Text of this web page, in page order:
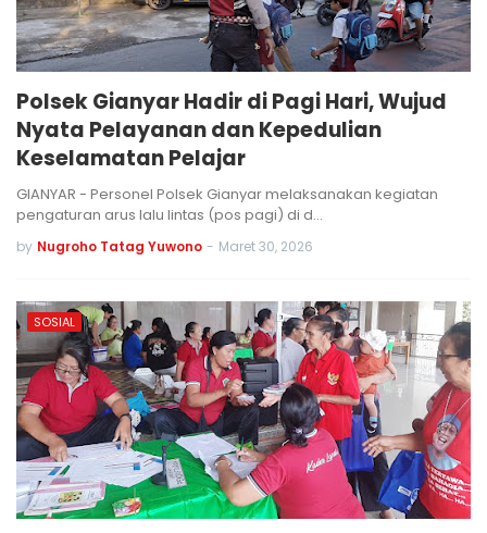
Polsek Gianyar Hadir di Pagi Hari, Wujud
Nyata Pelayanan dan Kepedulian
Keselamatan Pelajar
GIANYAR - Personel Polsek Gianyar melaksanakan kegiatan
pengaturan arus lalu lintas (pos pagi) di d…
by Nugroho Tatag Yuwono - Maret 30, 2026
SOSIAL